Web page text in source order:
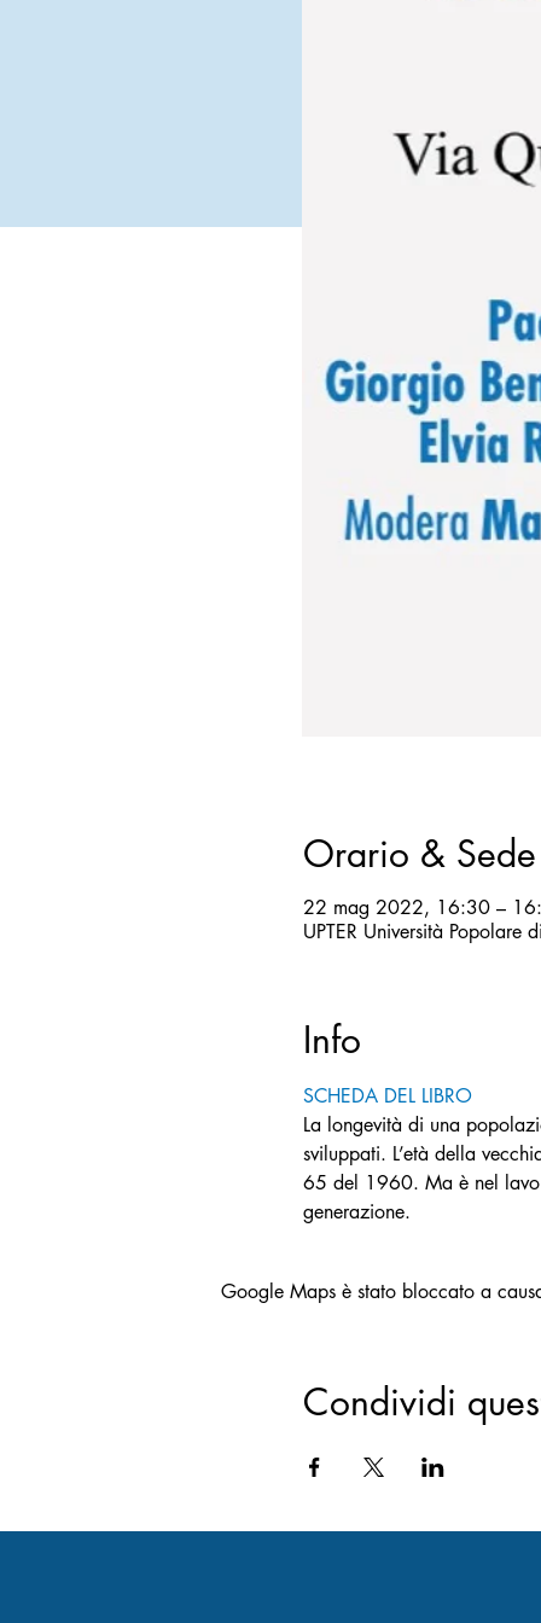
Orario & Sede
22 mag 2022, 16:30 –
UPTER Università
Info
SCHEDA DEL LIBRO
La longevità di una
sviluppati. L’età della
65 del 1960. Ma è nel
generazione.
Google Maps è stato bloccato a
Condividi